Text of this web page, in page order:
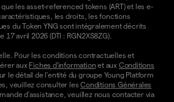
les asset-referenced tokens (ART) et les e-
les droits, les fonctions
du Token YNG sont intégralement décrits
17 avril 2026 (DTI : RGN2XS8ZG).
Pour les conditions contractuelles et
aux Fiches d'information et aux Conditions
le détail de l'entité du groupe Young Platform
veuillez consulter lesConditions Générales
d'assistance, veuillez nous contacter via